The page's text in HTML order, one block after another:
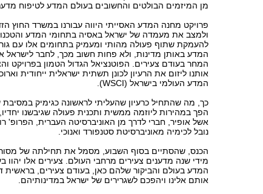
מן המיזמים הבולטים והחשובים בעולם המדע לטיפוח
פרויקט מחנה המדע האסייתי היווה עבורנו במשרד החוץ
ולמצב את מעמדה של ישראל באסיה בתחומי המדע
להעמקת שתוף פעולה מהותי ומעמיק בתחומים אלו עם
המדע באותן מדינות, ולא פחות חשוב מכך, לחבר
המחר בעודם צעירים. הפוטנציאל הגדול הטמון בפרויקט
אותנו ליזום את הרעיון לכונן תשתית ישראלית ייחודית
המדע העולמי בישראל (WSCI).
הפך במהירות ליוזמה ממשית ותכנית פעולה שגיבשנו יחדיו,
אשל אופיר, חברי לדרך מן האוניברסיטה העברית, הפרופ'
נובל לכימיה מאוניברסיטת סטנפורד ואנוכי.
הכנס, שהסתיים בסוף השבוע, מסמל את תחילתה של
מידי שנה מדענים צעירים מרחבי העולם. צעירים אלו
המדע בעולם והביקור שלהם כאן, בעודם צעירים,
אותם אלינו ויהפכם לשגרירים של ישראל במדינותיהם.